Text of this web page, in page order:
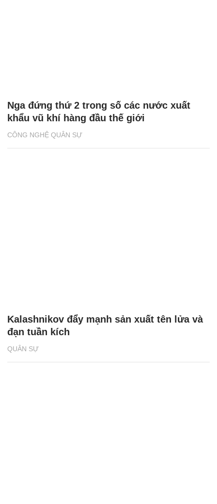
CÔNG NGHỆ QUÂN SỰ
Nga đứng thứ 2 trong số các nước xuất
khẩu vũ khí hàng đầu thế giới
QUÂN SỰ
Kalashnikov đẩy mạnh sản xuất tên lửa và
đạn tuần kích